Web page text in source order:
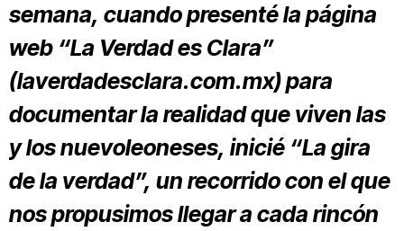
semana, cuando presenté la página
web “La Verdad es Clara”
(laverdadesclara.com.mx) para
documentar la realidad que viven las
y los nuevoleoneses, inicié “La gira
de la verdad”, un recorrido con el que
nos propusimos llegar a cada rincón